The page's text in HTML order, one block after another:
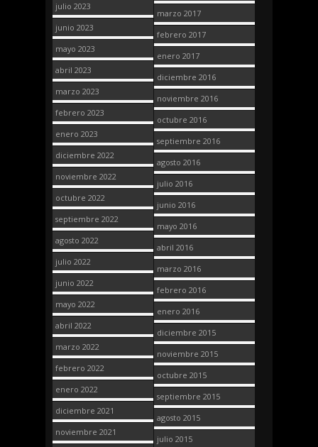
julio 2023
junio 2023
mayo 2023
abril 2023
marzo 2023
febrero 2023
enero 2023
diciembre 2022
noviembre 2022
octubre 2022
septiembre 2022
agosto 2022
julio 2022
junio 2022
mayo 2022
abril 2022
marzo 2022
febrero 2022
enero 2022
diciembre 2021
noviembre 2021
marzo 2017
febrero 2017
enero 2017
diciembre 2016
noviembre 2016
octubre 2016
septiembre 2016
agosto 2016
julio 2016
junio 2016
mayo 2016
abril 2016
marzo 2016
febrero 2016
enero 2016
diciembre 2015
noviembre 2015
octubre 2015
septiembre 2015
agosto 2015
julio 2015